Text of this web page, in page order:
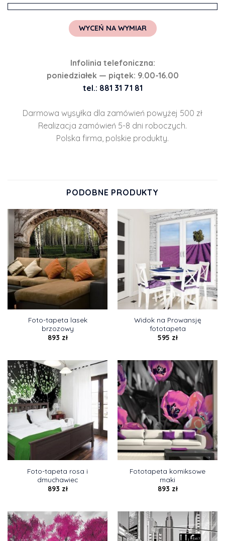
WYCEŃ NA WYMIAR
Infolinia telefoniczna:
poniedziałek — piątek: 9.00-16.00
tel.: 881 31 71 81
Darmowa wysyłka dla zamówień powyżej 500 zł
Realizacja zamówień 5-8 dni roboczych.
Polska firma, polskie produkty.
PODOBNE PRODUKTY
Foto-tapeta lasek
brzozowy
893 zł
Widok na Prowansję
fototapeta
595 zł
Foto-tapeta rosa i
dmuchawiec
893 zł
Fototapeta komiksowe
maki
893 zł